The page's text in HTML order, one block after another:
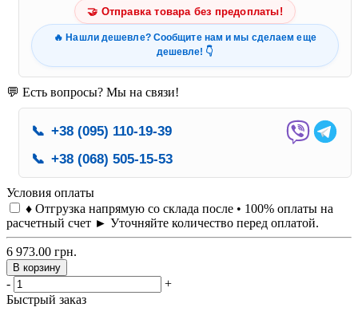
🤝 Отправка товара без предоплаты!
🔥 Нашли дешевле? Сообщите нам и мы сделаем еще
дешевле! 👇
💬 Есть вопросы? Мы на связи!
📞 +38 (095) 110-19-39
📞 +38 (068) 505-15-53
Условия оплаты
♦ Отгрузка напрямую со склада после • 100% оплаты на
расчетный счет ► Уточняйте количество перед оплатой.
6 973.00 грн.
В корзину
-
+
Быстрый заказ